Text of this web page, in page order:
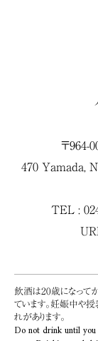
〒964-
470 Yamada,
TEL :
飲酒は20歳になって
ています。妊娠中や
れがあります。
Do not drink until